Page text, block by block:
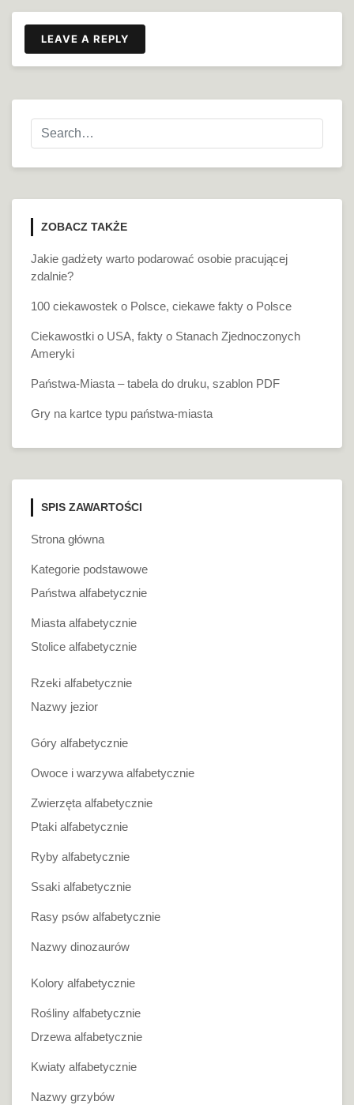
LEAVE A REPLY
ZOBACZ TAKŻE
Jakie gadżety warto podarować osobie pracującej
zdalnie?
100 ciekawostek o Polsce, ciekawe fakty o Polsce
Ciekawostki o USA, fakty o Stanach Zjednoczonych
Ameryki
Państwa-Miasta – tabela do druku, szablon PDF
Gry na kartce typu państwa-miasta
SPIS ZAWARTOŚCI
Strona główna
Kategorie podstawowe
Państwa alfabetycznie
Miasta alfabetycznie
Stolice alfabetycznie
Rzeki alfabetycznie
Nazwy jezior
Góry alfabetycznie
Owoce i warzywa alfabetycznie
Zwierzęta alfabetycznie
Ptaki alfabetycznie
Ryby alfabetycznie
Ssaki alfabetycznie
Rasy psów alfabetycznie
Nazwy dinozaurów
Kolory alfabetycznie
Rośliny alfabetycznie
Drzewa alfabetycznie
Kwiaty alfabetycznie
Nazwy grzybów